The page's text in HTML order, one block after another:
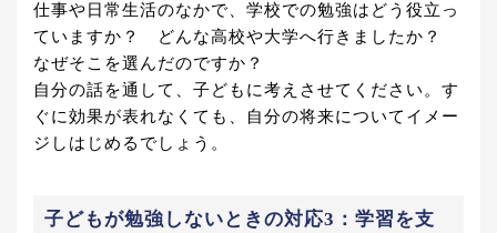
仕事や日常生活のなかで、学校での勉強はどう役立っ
ていますか？ どんな高校や大学へ行きましたか？
なぜそこを選んだのですか？
自分の話を通して、子どもに考えさせてください。す
ぐに効果が表れなくても、自分の将来についてイメー
ジしはじめるでしょう。
子どもが勉強しないときの対応3：学習を支